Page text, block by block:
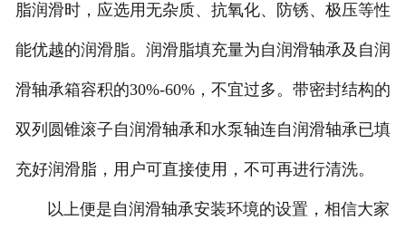
脂润滑时，应选用无杂质、抗氧化、防锈、极压等性
能优越的润滑脂。润滑脂填充量为自润滑轴承及自润
滑轴承箱容积的30%-60%，不宜过多。带密封结构的
双列圆锥滚子自润滑轴承和水泵轴连自润滑轴承已填
充好润滑脂，用户可直接使用，不可再进行清洗。
以上便是自润滑轴承安装环境的设置，相信大家